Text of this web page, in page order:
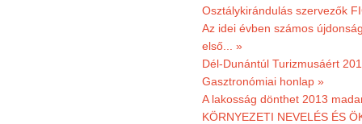
Osztálykirándulás szervezők
Az idei évben számos
első... »
Dél-Dunántúl Turizmusáért
Gasztronómiai honlap »
A lakosság dönthet 2013
KÖRNYEZETI NEVELÉS ÉS